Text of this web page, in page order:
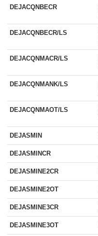
DEJACQNBECR
DEJACQNBECR/LS
DEJACQNMACR/LS
DEJACQNMANK/LS
DEJACQNMAOT/LS
DEJASMIN
DEJASMINCR
DEJASMINE2CR
DEJASMINE2OT
DEJASMINE3CR
DEJASMINE3OT